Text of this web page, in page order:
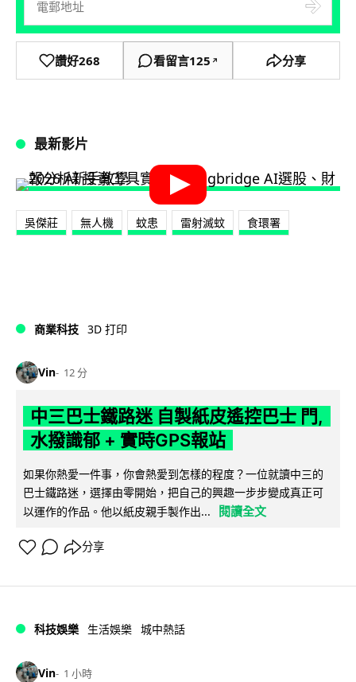
讚好268 看留言125 ↗ 分享
最新影片
吳傑莊 無人機 蚊患 雷射滅蚊 食環署
商業科技 3D 打印
Vin 12 分
中三巴士鐵路迷 自製紙皮遙控巴士 門,
水撥識郁 + 實時GPS報站
如果你熱愛一件事，你會熱愛到怎樣的程度？一位就讀中三的
巴士鐵路迷，選擇由零開始，把自己的興趣一步步變成真正可
以運作的作品。他以紙皮親手製作出...
閱讀全文
分享
科技娛樂 生活娛樂 城中熱話
Vin 1 小時